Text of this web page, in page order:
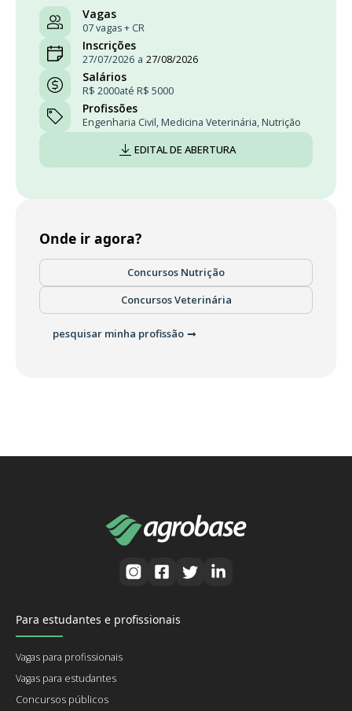
Vagas
07 vagas + CR
Inscrições
27/07/2026 a 27/08/2026
Salários
R$ 2000até R$ 5000
Profissões
Engenharia Civil, Medicina Veterinária, Nutrição
EDITAL DE ABERTURA
Onde ir agora?
Concursos Nutrição
Concursos Veterinária
pesquisar minha profissão
Para estudantes e profissionais
Vagas para profissionais
Vagas para estudantes
Concursos públicos